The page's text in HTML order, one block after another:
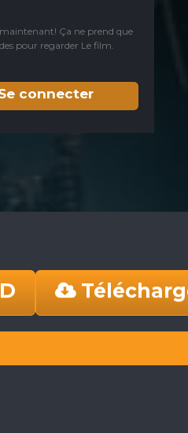
Ça ne prend que
pour regarder Le film.
connecter